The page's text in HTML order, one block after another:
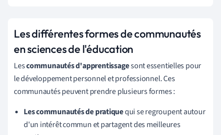
Les différentes formes de communautés
en sciences de l'éducation
Lescommunautés d'apprentissagesont essentielles pour
le développement personnel et professionnel. Ces
communautés peuvent prendre plusieurs formes :
Les communautés de pratiquequi se regroupent autour
d'un intérêt commun et partagent des meilleures